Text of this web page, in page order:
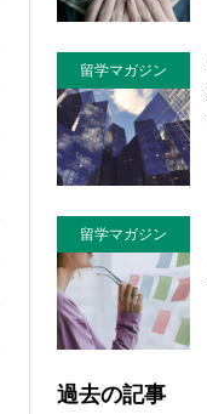
留学マガジン
留学マガジン
過去の記事